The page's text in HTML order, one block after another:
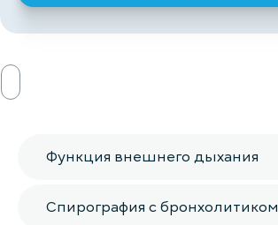
Функция внешнего дыхания
Спирография с бронхолитиком